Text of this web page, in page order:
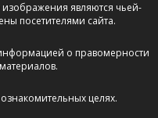
сайтов, нам
комментарии
поэтому ваш
являются чьей-
посетителями сайта.
о правомерности
целях.